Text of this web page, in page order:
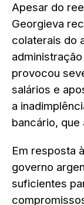
Apesar do
Georgieva
colaterais do
provocou
salários e
a
bancário, que
Em resposta
governo
suficientes